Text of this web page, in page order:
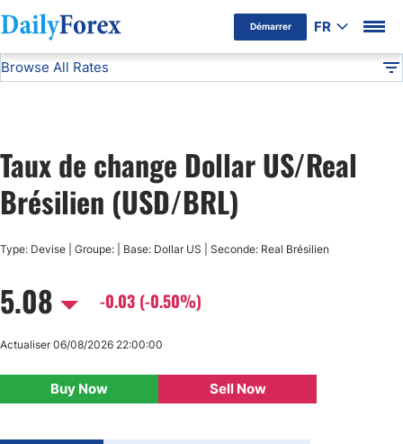
Démarrer FR
Avertissement Publicitaire
Browse All Rates
USD/JPY
GBP/USD
AUD/USD
Taux de change Dollar US/Real
Brésilien (USD/BRL)
Type: Devise | Groupe: | Base: Dollar US | Seconde: Real Brésilien
5.08 -0.03 (-0.50%)
Buy Now Sell Now
Actualiser 06/08/2026 22:00:00